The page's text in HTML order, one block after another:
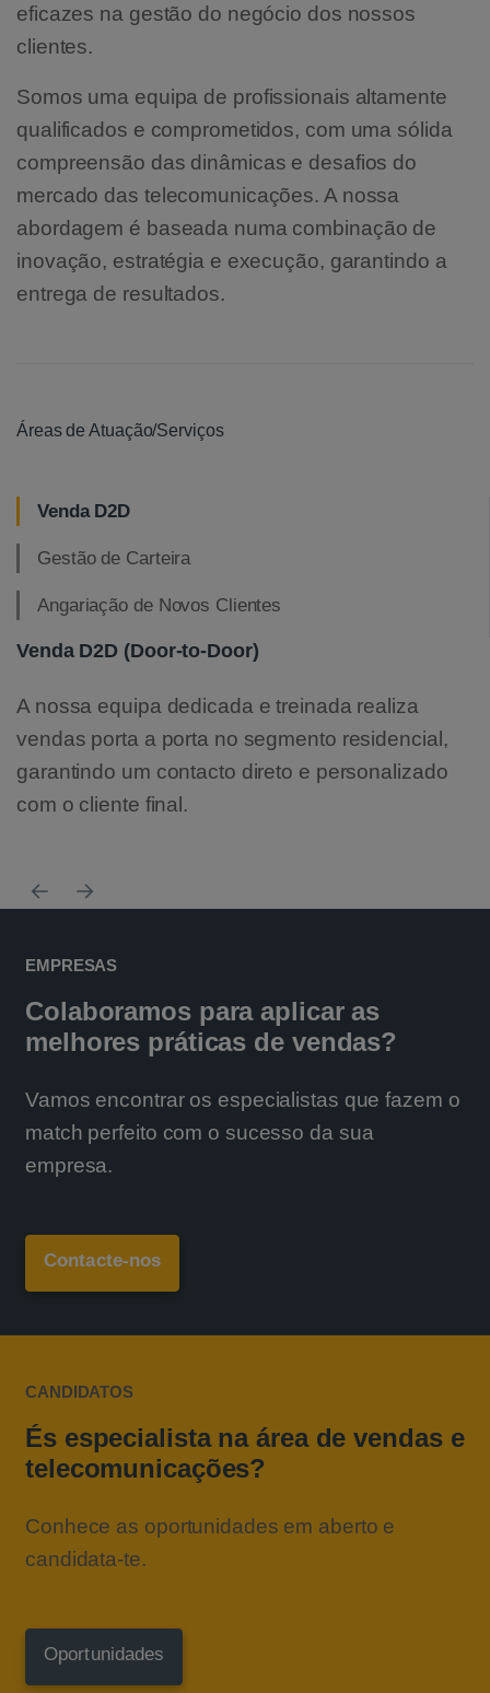
eficazes na gestão do negócio dos nossos
clientes.
Somos uma equipa de profissionais altamente
qualificados e comprometidos, com uma sólida
compreensão das dinâmicas e desafios do
mercado das telecomunicações. A nossa
abordagem é baseada numa combinação de
inovação, estratégia e execução, garantindo a
entrega de resultados.
Áreas de Atuação/Serviços
Venda D2D
Gestão de Carteira
Angariação de Novos Clientes
Venda D2D (Door-to-Door)
A nossa equipa dedicada e treinada realiza
vendas porta a porta no segmento residencial,
garantindo um contacto direto e personalizado
com o cliente final.
EMPRESAS
Colaboramos para aplicar as
melhores práticas de vendas?
Vamos encontrar os especialistas que fazem o
match perfeito com o sucesso da sua
empresa.
Contacte-nos
CANDIDATOS
És especialista na área de vendas e
telecomunicações?
Conhece as oportunidades em aberto e
candidata-te.
Oportunidades